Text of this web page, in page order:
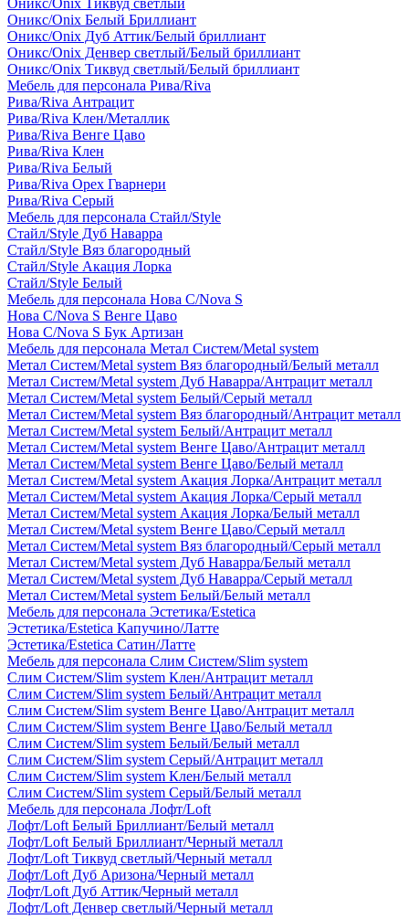
Оникс/Onix Тиквуд светлый
Оникс/Onix Белый Бриллиант
Оникс/Onix Дуб Аттик/Белый бриллиант
Оникс/Onix Денвер светлый/Белый бриллиант
Оникс/Onix Тиквуд светлый/Белый бриллиант
Мебель для персонала Рива/Riva
Рива/Riva Антрацит
Рива/Riva Клен/Металлик
Рива/Riva Венге Цаво
Рива/Riva Клен
Рива/Riva Белый
Рива/Riva Орех Гварнери
Рива/Riva Серый
Мебель для персонала Стайл/Style
Стайл/Style Дуб Наварра
Стайл/Style Вяз благородный
Стайл/Style Акация Лорка
Стайл/Style Белый
Мебель для персонала Нова С/Nova S
Нова С/Nova S Венге Цаво
Нова С/Nova S Бук Артизан
Мебель для персонала Метал Систем/Metal system
Метал Систем/Metal system Вяз благородный/Белый металл
Метал Систем/Metal system Дуб Наварра/Антрацит металл
Метал Систем/Metal system Белый/Серый металл
Метал Систем/Metal system Вяз благородный/Антрацит металл
Метал Систем/Metal system Белый/Антрацит металл
Метал Систем/Metal system Венге Цаво/Антрацит металл
Метал Систем/Metal system Венге Цаво/Белый металл
Метал Систем/Metal system Акация Лорка/Антрацит металл
Метал Систем/Metal system Акация Лорка/Серый металл
Метал Систем/Metal system Акация Лорка/Белый металл
Метал Систем/Metal system Венге Цаво/Серый металл
Метал Систем/Metal system Вяз благородный/Серый металл
Метал Систем/Metal system Дуб Наварра/Белый металл
Метал Систем/Metal system Дуб Наварра/Серый металл
Метал Систем/Metal system Белый/Белый металл
Мебель для персонала Эстетика/Estetica
Эстетика/Estetica Капучино/Латте
Эстетика/Estetica Сатин/Латте
Мебель для персонала Слим Систем/Slim system
Слим Систем/Slim system Клен/Антрацит металл
Слим Систем/Slim system Белый/Антрацит металл
Слим Систем/Slim system Венге Цаво/Антрацит металл
Слим Систем/Slim system Венге Цаво/Белый металл
Слим Систем/Slim system Белый/Белый металл
Слим Систем/Slim system Серый/Антрацит металл
Слим Систем/Slim system Клен/Белый металл
Слим Систем/Slim system Серый/Белый металл
Мебель для персонала Лофт/Loft
Лофт/Loft Белый Бриллиант/Белый металл
Лофт/Loft Белый Бриллиант/Черный металл
Лофт/Loft Тиквуд светлый/Черный металл
Лофт/Loft Дуб Аризона/Черный металл
Лофт/Loft Дуб Аттик/Черный металл
Лофт/Loft Денвер светлый/Черный металл